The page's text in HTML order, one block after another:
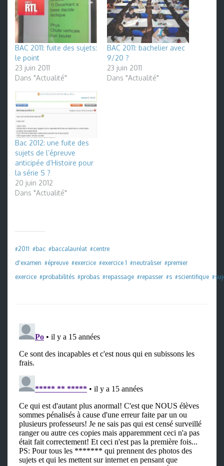
BAC 2011: fuite des sujets:
le point
23 juin 2011
Dans "Actualité"
BAC 2011: bachelier avec
9/20 ?
23 juin 2011
Dans "Actualité"
Bac 2012: une fuite des
sujets de l’épreuve
anticipée d’Histoire pour
la série S ?
20 juin 2012
Dans "Actualité"
#2011 #bac #baccalauréat #centre
d'examen #épreuve #exercice #exercice 1 #neutraliser #premier
exercice #probabilités #probas #repassage #repasser #s #scientifique #